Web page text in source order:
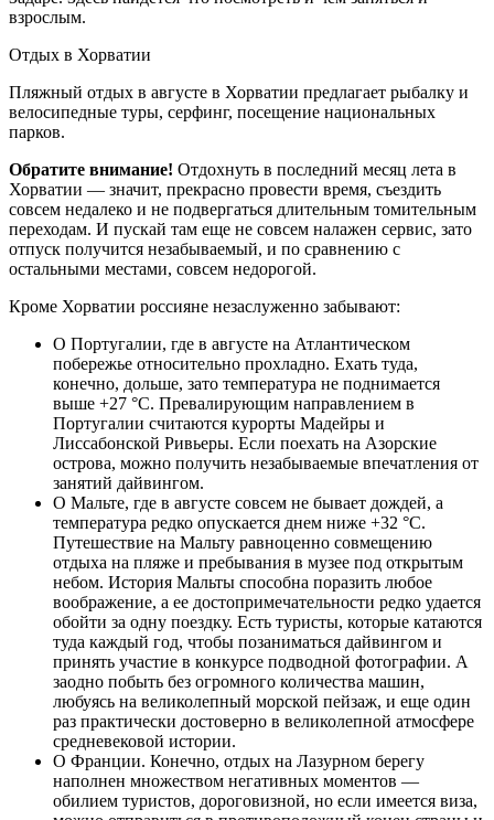
взрослым.
Отдых в Хорватии
Пляжный отдых в августе в Хорватии предлагает рыбалку и
велосипедные туры, серфинг, посещение национальных
парков.
Обратите внимание! Отдохнуть в последний месяц лета в
Хорватии — значит, прекрасно провести время, съездить
совсем недалеко и не подвергаться длительным томительным
переходам. И пускай там еще не совсем налажен сервис, зато
отпуск получится незабываемый, и по сравнению с
остальными местами, совсем недорогой.
Кроме Хорватии россияне незаслуженно забывают:
О Португалии, где в августе на Атлантическом
побережье относительно прохладно. Ехать туда,
конечно, дольше, зато температура не поднимается
выше +27 °С. Превалирующим направлением в
Португалии считаются курорты Мадейры и
Лиссабонской Ривьеры. Если поехать на Азорские
острова, можно получить незабываемые впечатления от
занятий дайвингом.
О Мальте, где в августе совсем не бывает дождей, а
температура редко опускается днем ниже +32 °С.
Путешествие на Мальту равноценно совмещению
отдыха на пляже и пребывания в музее под открытым
небом. История Мальты способна поразить любое
воображение, а ее достопримечательности редко удается
обойти за одну поездку. Есть туристы, которые катаются
туда каждый год, чтобы позаниматься дайвингом и
принять участие в конкурсе подводной фотографии. А
заодно побыть без огромного количества машин,
любуясь на великолепный морской пейзаж, и еще один
раз практически достоверно в великолепной атмосфере
средневековой истории.
О Франции. Конечно, отдых на Лазурном берегу
наполнен множеством негативных моментов —
обилием туристов, дороговизной, но если имеется виза,